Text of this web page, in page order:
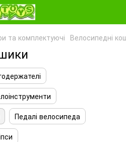
та комплектуючі Велосипедні
Педалі велосипеда